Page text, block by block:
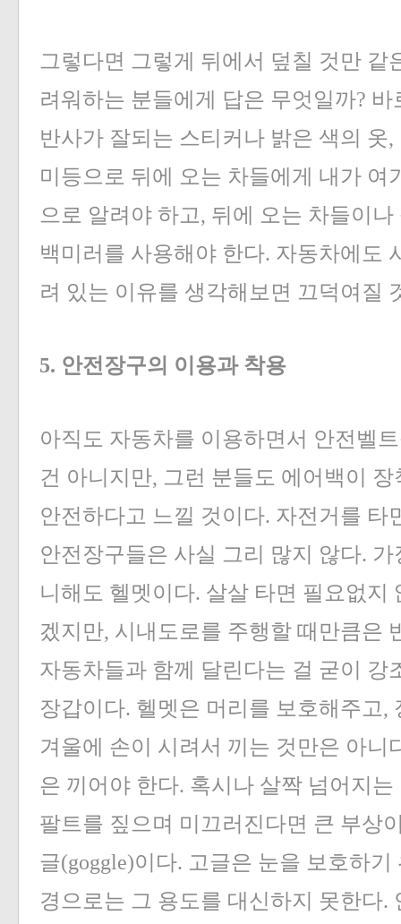
그렇다면 그렇게 뒤에서 덮칠 것만 같
려워하는 분들에게 답은 무엇일까?
반사가 잘되는 스티커나 밝은 색의 옷
미등으로 뒤에 오는 차들에게 내가 여
으로 알려야 하고, 뒤에 오는 차들이
백미러를 사용해야 한다. 자동차에도
려 있는 이유를 생각해보면 끄덕여질
5. 안전장구의 이용과 착용
아직도 자동차를 이용하면서 안전벨
건 아니지만, 그런 분들도 에어백이
안전하다고 느낄 것이다. 자전거를 타
안전장구들은 사실 그리 많지 않다.
니해도 헬멧이다. 살살 타면 필요없지
겠지만, 시내도로를 주행할 때만큼은
자동차들과 함께 달린다는 걸 굳이 강
장갑이다. 헬멧은 머리를 보호해주고,
겨울에 손이 시려서 끼는 것만은 아니
은 끼어야 한다. 혹시나 살짝 넘어지
팔트를 짚으며 미끄러진다면 큰 부상
글(goggle)이다. 고글은 눈을 보호하
경으로는 그 용도를 대신하지 못한다.